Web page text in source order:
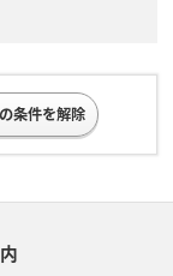
条件を解除